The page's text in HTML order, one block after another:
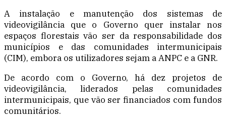
A instalação e manutenção dos sistemas de
videovigilância que o Governo quer instalar nos
espaços florestais vão ser da responsabilidade dos
municípios e das comunidades intermunicipais
(CIM), embora os utilizadores sejam a ANPC e a GNR.
De acordo com o Governo, há dez projetos de
videovigilância, liderados pelas comunidades
intermunicipais, que vão ser financiados com fundos
comunitários.